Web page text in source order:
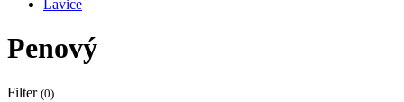
Lavice
Penový
Filter (0)